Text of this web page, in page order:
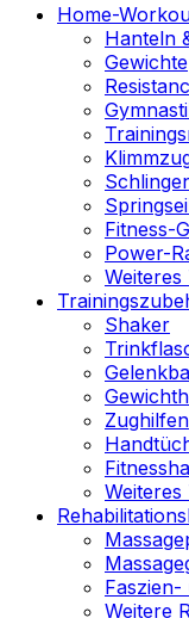
Home-
Hanteln
Gewichte
Fitness-
Power-
Shaker
Zughilfen
Faszien-
Weitere